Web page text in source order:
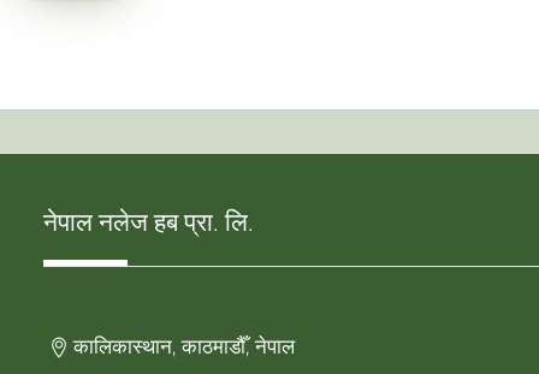
नेपाल नलेज हब प्रा. लि.
कालिकास्थान, काठमाडौँ, नेपाल